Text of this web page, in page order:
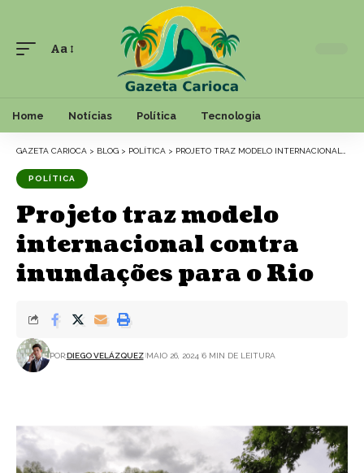
Font
Aa
Home Notícias Política Tecnologia
GAZETA CARIOCA > BLOG > POLÍTICA > PROJETO TRAZ MODELO INTERNACIONAL CONTRA INUNDAÇÕES PARA O RIO
POLÍTICA
Projeto traz modelo
internacional contra
inundações para o Rio
POR:DIEGO VELÁZQUEZ MAIO 26, 2024 6 MIN DE LEITURA